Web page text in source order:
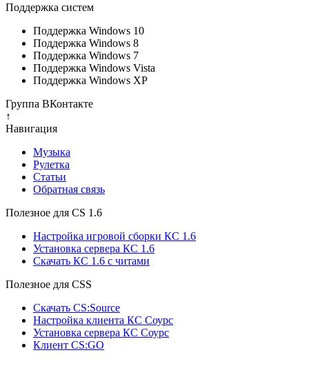
Поддержка систем
Поддержка Windows 10
Поддержка Windows 8
Поддержка Windows 7
Поддержка Windows Vista
Поддержка Windows XP
Группа ВКонтакте
↑
Навигация
Музыка
Рулетка
Cтатьи
Обратная связь
Полезное для CS 1.6
Настройка игровой сборки КС 1.6
Установка сервера КС 1.6
Скачать КС 1.6 с читами
Полезное для CSS
Скачать CS:Source
Настройка клиента КС Cоурс
Установка сервера КС Соурс
Клиент CS:GO